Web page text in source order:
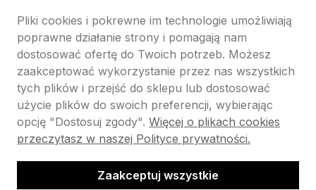
Pokaż filtry
Sklep internetowy Shoper.pl Szablon Shoper Modern 3.0™
GrowCommerce
Pliki cookies i pokrewne im technologie umożliwiają
poprawne działanie strony i pomagają nam
dostosować ofertę do Twoich potrzeb. Możesz
zaakceptować wykorzystanie przez nas wszystkich
tych plików i przejść do sklepu lub dostosować
użycie plików do swoich preferencji, wybierając
opcję "Dostosuj zgody". Więcej o plikach cookies
przeczytasz w naszej Polityce prywatności.
Zaakceptuj wszystkie